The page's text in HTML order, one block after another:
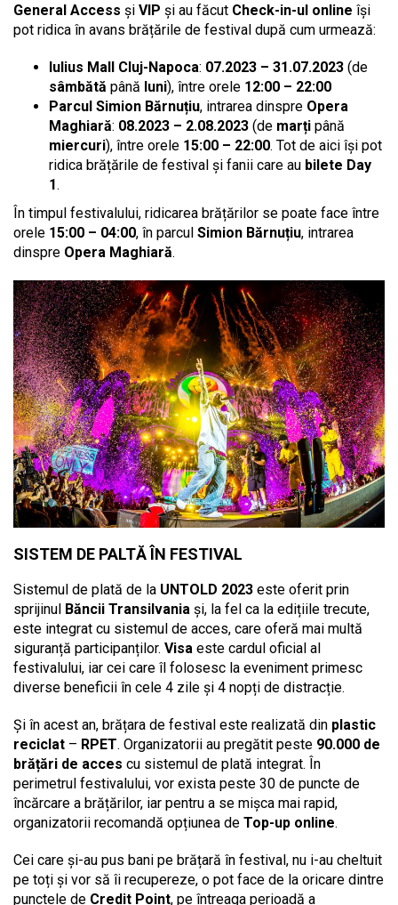
General Access și VIP și au făcut Check-in-ul online își
pot ridica în avans brățările de festival după cum urmează:
Iulius Mall Cluj-Napoca: 07.2023 – 31.07.2023 (de
sâmbătă până luni), între orele 12:00 – 22:00
Parcul Simion Bărnuțiu, intrarea dinspre Opera
Maghiară: 08.2023 – 2.08.2023 (de marți până
miercuri), între orele 15:00 – 22:00. Tot de aici își pot
ridica brățările de festival și fanii care au bilete Day
1.
În timpul festivalului, ridicarea brățărilor se poate face între
orele 15:00 – 04:00, în parcul Simion Bărnuțiu, intrarea
dinspre Opera Maghiară.
SISTEM DE PALTĂ ÎN FESTIVAL
Sistemul de plată de la UNTOLD 2023 este oferit prin
sprijinul Băncii Transilvania și, la fel ca la edițiile trecute,
este integrat cu sistemul de acces, care oferă mai multă
siguranță participanților. Visa este cardul oficial al
festivalului, iar cei care îl folosesc la eveniment primesc
diverse beneficii în cele 4 zile și 4 nopți de distracție.
Și în acest an, brățara de festival este realizată din plastic
reciclat – RPET. Organizatorii au pregătit peste 90.000 de
brățări de acces cu sistemul de plată integrat. În
perimetrul festivalului, vor exista peste 30 de puncte de
încărcare a brățărilor, iar pentru a se mișca mai rapid,
organizatorii recomandă opțiunea de Top-up online.
Cei care și-au pus bani pe brățară în festival, nu i-au cheltuit
pe toți și vor să îi recupereze, o pot face de la oricare dintre
punctele de Credit Point, pe întreaga perioadă a